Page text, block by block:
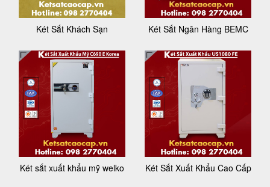
Két Sắt Khách Sạn Két Sắt Ngân Hàng BEMC
Két sắt xuất khẩu mỹ welko Két Sắt Xuất Khẩu Cao Cấp